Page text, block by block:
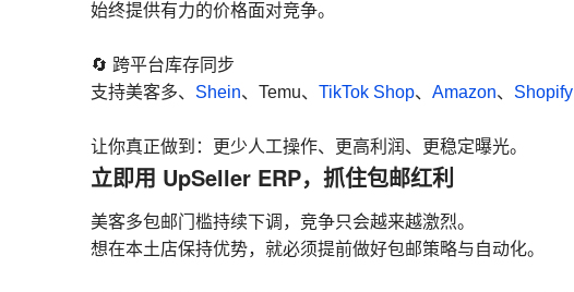
始终提供有力的价格面对竞争。
🔄 跨平台库存同步
支持美客多、 Shein、Temu、 TikTok Shop、 Amazon、 Shopify
让你真正做到：更少人工操作、更高利润、更稳定曝光。
立即用 UpSeller ERP，抓住包邮红利
美客多包邮门槛持续下调，竞争只会越来越激烈。
想在本土店保持优势，就必须提前做好包邮策略与自动化。